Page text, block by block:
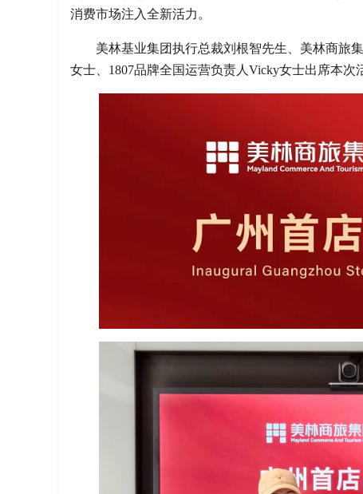
消费市场注入全新活力。
美林基业集团执行总裁刘根智先生、美林商旅
女士、1807品牌全国运营负责人Vicky女士出席本次